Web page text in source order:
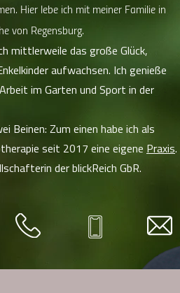
Hier lebe ich mit meiner Familie in
von Regensburg.
mittlerweile das große Glück,
aufwachsen. Ich genieße
im Garten und Sport in der
Beinen: Zum einen habe ich als
seit 2017 eine eigene Praxis.
der blickReich GbR.